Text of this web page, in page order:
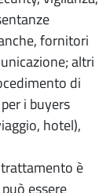
fornitori
altri
di
i buyers
hotel),
è
essere